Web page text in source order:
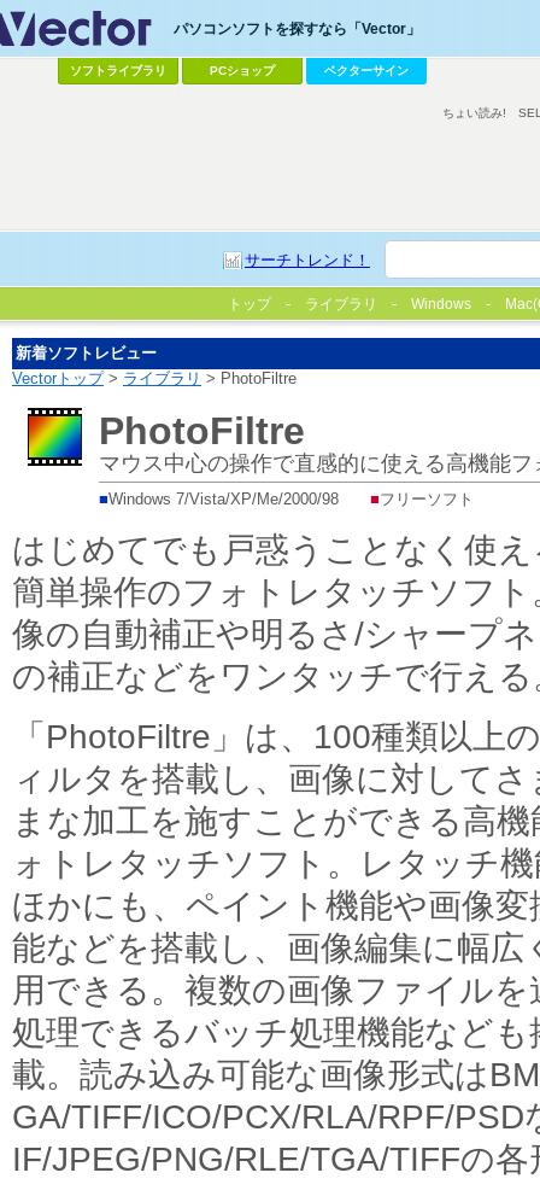
パソコンソフトを探すなら「Vector」
ソフトライブラリ PCショップ ベクターサイン
サーチトレンド！
ちょい読み!
トップ ライブラリ Windows
新着ソフトレビュー
Vectorトップ> ライブラリ > PhotoFiltre
PhotoFiltre
マウス中心の操作で直感的に使える高機能
■Windows 7/Vista/XP/Me/2000/98 ■フリーソフト
はじめてでも戸惑うことなく使
簡単操作のフォトレタッチソフト
像の自動補正や明るさ/シャープ
の補正などをワンタッチで行える
「PhotoFiltre」は、100種類以上
ィルタを搭載し、画像に対してさ
まな加工を施すことができる高機
ォトレタッチソフト。レタッチ
ほかにも、ペイント機能や画像変
能などを搭載し、画像編集に幅広
用できる。複数の画像ファイルを
処理できるバッチ処理機能なども
載。読み込み可能な画像形式は
GA/TIFF/ICO/PCX/RLA/RPF/
IF/JPEG/PNG/RLE/TGA/TIFFの